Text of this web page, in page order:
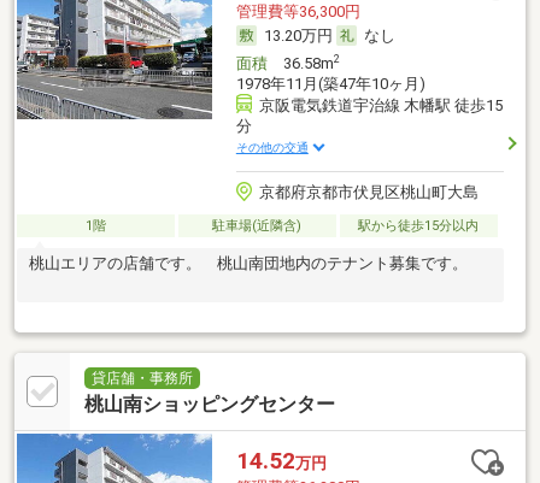
管理費等36,300円
13.20万円
なし
面積36.58m2
1978年11月(築47年10ヶ月)
京阪電気鉄道宇治線 木幡駅 徒歩15
分
その他の交通
京都府京都市伏見区桃山町大島
1階 駐車場(近隣含) 駅から徒歩15分以内
桃山エリアの店舗です。 桃山南団地内のテナント募集です。
貸店舗・事務所
桃山南ショッピングセンター
14.52万円